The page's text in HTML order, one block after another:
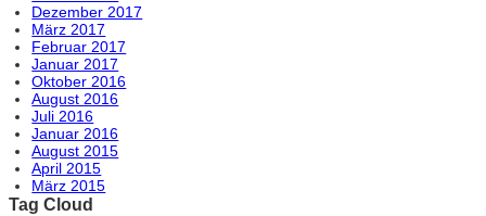
Dezember 2017
März 2017
Februar 2017
Januar 2017
Oktober 2016
August 2016
Juli 2016
Januar 2016
August 2015
April 2015
März 2015
Tag Cloud